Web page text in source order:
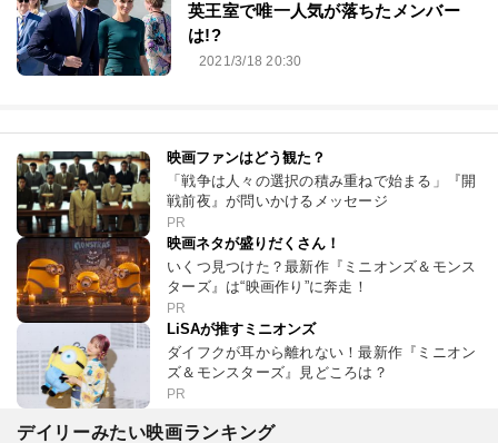
英王室で唯一人気が落ちたメンバー
は!?
2021/3/18 20:30
映画ファンはどう観た？
「戦争は人々の選択の積み重ねで始まる」『開
戦前夜』が問いかけるメッセージ
PR
映画ネタが盛りだくさん！
いくつ見つけた？最新作『ミニオンズ＆モンス
ターズ』は“映画作り”に奔走！
PR
LiSAが推すミニオンズ
ダイフクが耳から離れない！最新作『ミニオン
ズ＆モンスターズ』見どころは？
PR
デイリーみたい映画ランキング